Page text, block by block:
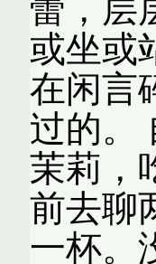
蕾，层
或坐或
在闲言
过的。
茉莉，
前去聊
一杯。